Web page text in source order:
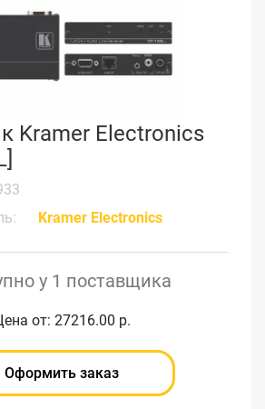
Kramer Electronics
Kramer Electronics
у 1 поставщика
от: 27216.00 р.
Оформить заказ